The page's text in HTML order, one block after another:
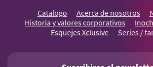
Catalogo Acerca de nosotros
Historia y valores corporativos
Esquejes Xclusive
Series /